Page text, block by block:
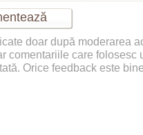
doar după moderarea
comentariile care folosesc
Orice feedback este